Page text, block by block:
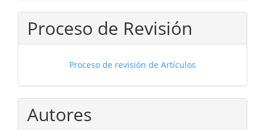
Proceso de Revisión
Proceso de revisión de Artículos
Autores